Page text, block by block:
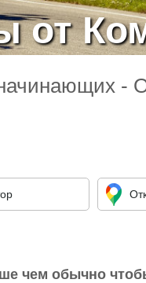
от
-
чем обычно